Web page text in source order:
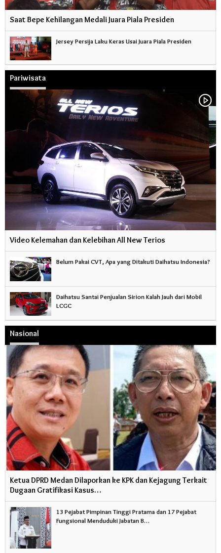
Saat Bepe Kehilangan Medali Juara Piala Presiden
Jersey Persija Laku Keras Usai Juara Piala Presiden
Pariwisata
Video Kelemahan dan Kelebihan All New Terios
Belum Pakai CVT, Apa yang Ditakuti Daihatsu Indonesia?
Daihatsu Santai Penjualan Sirion Kalah Jauh dari Mobil
LCGC
Nasional
Ketua DPRD Medan Dilaporkan ke KPK dan Kejagung Terkait
Dugaan Gratifikasi Kasus…
13 Pejabat Pimpinan Tinggi Pratama dan 17 Pejabat
Fungsional Menduduki Jabatan B…